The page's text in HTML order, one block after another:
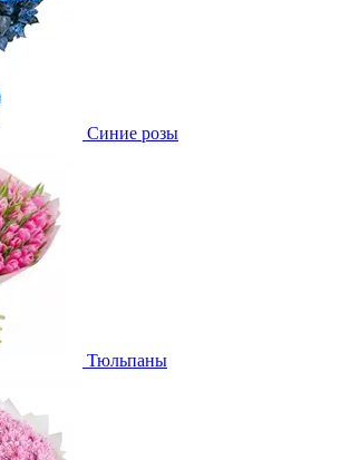
Синие розы
Тюльпаны